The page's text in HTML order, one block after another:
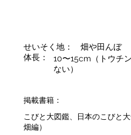
せいそく地：
畑や田んぼ
体長：
10〜15cm（トウチ
ない）
掲載書籍：
こびと大図鑑、日本のこびと
畑編）